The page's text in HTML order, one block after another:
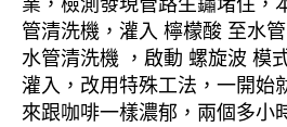
業，檢測發現管路生鏽堵住，
管清洗機，灌入 檸檬酸 至水
水管清洗機 ，啟動 螺旋波 模
灌入，改用特殊工法，一開始
來跟咖啡一樣濃郁，兩個多小